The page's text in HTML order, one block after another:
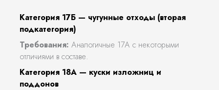
Категория 17Б — чугунные отходы (вторая
подкатегория)
Требования: Аналогичные 17А с некоторыми
отличиями в составе.
Категория 18А — куски изложниц и
поддонов